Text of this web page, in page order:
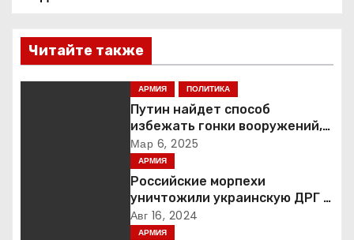
г
а
Читайте также
АРМИЯ ПОЛИТИКА
Путин найдет способ
избежать гонки вооружений,
заявил пресс-секретарь
Мар 6, 2025
АРМИЯ
Российские морпехи
уничтожили украинскую ДРГ в
Курской области
Авг 16, 2024
АРМИЯ